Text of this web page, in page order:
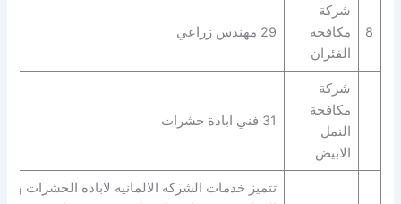
8
شركة
مكافحة
الفئران
29 مهندس زراعي
شركة
مكافحة
النمل
الابيض
31 فني ابادة حشرات
تتميز خدمات الشركه الالمانيه لاباده الحشرات و